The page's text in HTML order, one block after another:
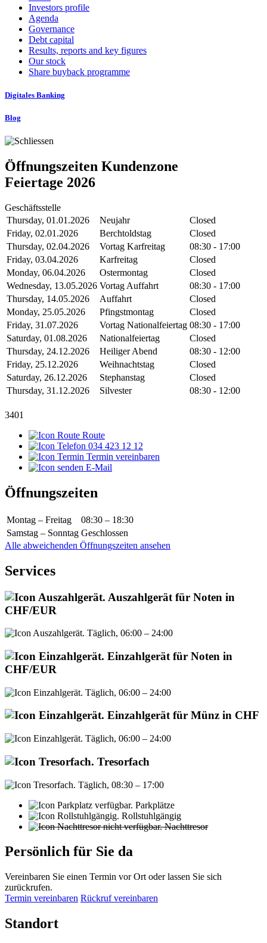
Investors profile
Agenda
Governance
Debt capital
Results, reports and key figures
Our stock
Share buyback programme
Digitales Banking
Blog
Öffnungszeiten Kundenzone
Feiertage 2026
Geschäftsstelle
Thursday, 01.01.2026
Neujahr
Closed
Friday, 02.01.2026
Berchtoldstag
Closed
Thursday, 02.04.2026
Vortag Karfreitag
08:30 - 17:00
Friday, 03.04.2026
Karfreitag
Closed
Monday, 06.04.2026
Ostermontag
Closed
Wednesday, 13.05.2026 Vortag Auffahrt
08:30 - 17:00
Thursday, 14.05.2026
Auffahrt
Closed
Monday, 25.05.2026
Pfingstmontag
Closed
Friday, 31.07.2026
Vortag Nationalfeiertag 08:30 - 17:00
Saturday, 01.08.2026
Nationalfeiertag
Closed
Thursday, 24.12.2026
Heiliger Abend
08:30 - 12:00
Friday, 25.12.2026
Weihnachtstag
Closed
Saturday, 26.12.2026
Stephanstag
Closed
Thursday, 31.12.2026
Silvester 08:30 - 12:00
3401
Route
034 423 12 12
Termin vereinbaren
E-Mail
Öffnungszeiten
Montag – Freitag
08:30 – 18:30
Samstag – Sonntag Geschlossen
Alle abweichenden Öffnungszeiten ansehen
Services
Auszahlgerät für Noten in
CHF/EUR
Täglich, 06:00 – 24:00
Einzahlgerät für Noten in
CHF/EUR
Täglich, 06:00 – 24:00
Einzahlgerät für Münz in CHF
Täglich, 06:00 – 24:00
Tresorfach
Täglich, 08:30 – 17:00
Parkplätze
Rollstuhlgängig
Nachttresor
Persönlich für Sie da
Vereinbaren Sie einen Termin vor Ort oder lassen Sie sich
zurückrufen.
Termin vereinbaren Rückruf vereinbaren
Standort